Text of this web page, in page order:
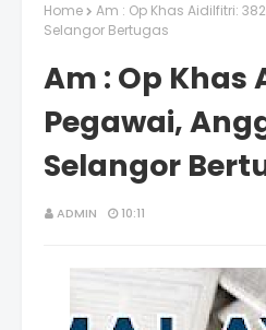
Home
Am : Op Khas Aidilfitri:
Selangor Bertugas
Am : Op Khas
Pegawai,
Selangor
ADMIN 10:11